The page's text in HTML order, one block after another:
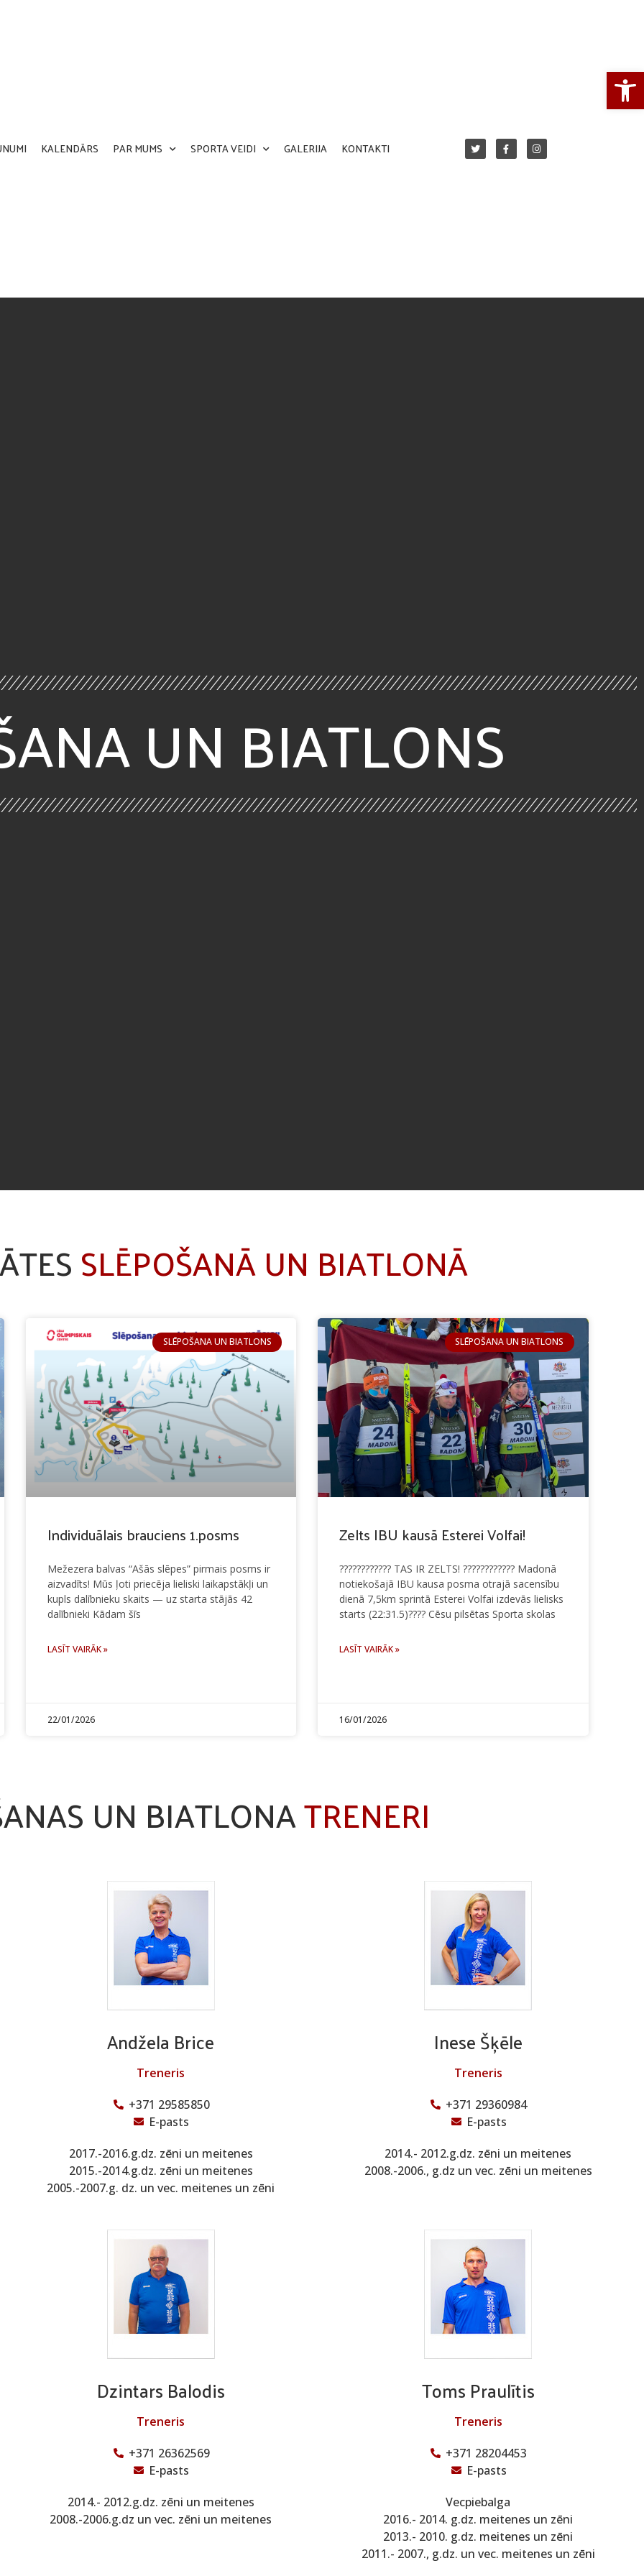
KALENDĀRS PAR MUMS SPORTA VEIDI GALERIJA KONTAKTI
UN BIATLONS
SLĒPOŠANĀ UN BIATLONĀ
SLĒPOŠANA UN BIATLONS
Individuālais brauciens 1.posms
Mežezera balvas “Ašās slēpes” pirmais posms ir
aizvadīts! Mūs ļoti priecēja lieliski laikapstākļi un
kupls dalībnieku skaits — uz starta stājās 42
dalībnieki Kādam šīs
LASĪT VAIRĀK »
22/01/2026
SLĒPOŠANA UN BIATLONS
Zelts IBU kausā Esterei Volfai!
???????????? TAS IR ZELTS! ???????????? Madonā
notiekošajā IBU kausa posma otrajā sacensību
dienā 7,5km sprintā Esterei Volfai izdevās lielisks
starts (22:31.5)???? Cēsu pilsētas Sporta skolas
LASĪT VAIRĀK »
16/01/2026
UN BIATLONATRENERI
Andžela Brice
Treneris
+371 29585850
E-pasts
2017.-2016.g.dz. zēni un meitenes
2015.-2014.g.dz. zēni un meitenes
2005.-2007.g. dz. un vec. meitenes un zēni
Inese Šķēle
Treneris
+371 29360984
E-pasts
2014.- 2012.g.dz. zēni un meitenes
2008.-2006., g.dz un vec. zēni un meitenes
Dzintars Balodis
Treneris
+371 26362569
E-pasts
2014.- 2012.g.dz. zēni un meitenes
2008.-2006.g.dz un vec. zēni un meitenes
Toms Praulītis
Treneris
+371 28204453
E-pasts
Vecpiebalga
2016.- 2014. g.dz. meitenes un zēni
2013.- 2010. g.dz. meitenes un zēni
2011.- 2007., g.dz. un vec. meitenes un zēni